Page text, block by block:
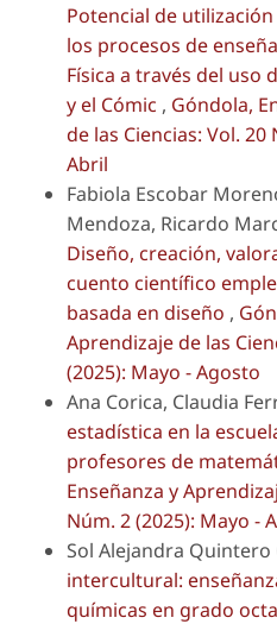
Potencial de
los procesos de
Física a través del uso
y el Cómic , Góndola,
de las Ciencias: Vol. 20
Abril
Fabiola Escobar
Mendoza, Ricardo
Diseño, creación,
cuento científico
basada en diseño ,
Aprendizaje de las
(2025): Mayo - Agosto
Ana Corica, Claudia
estadística en la
profesores de
Enseñanza y
Núm. 2 (2025): Mayo -
Sol Alejandra Quintero
intercultural:
químicas en grado